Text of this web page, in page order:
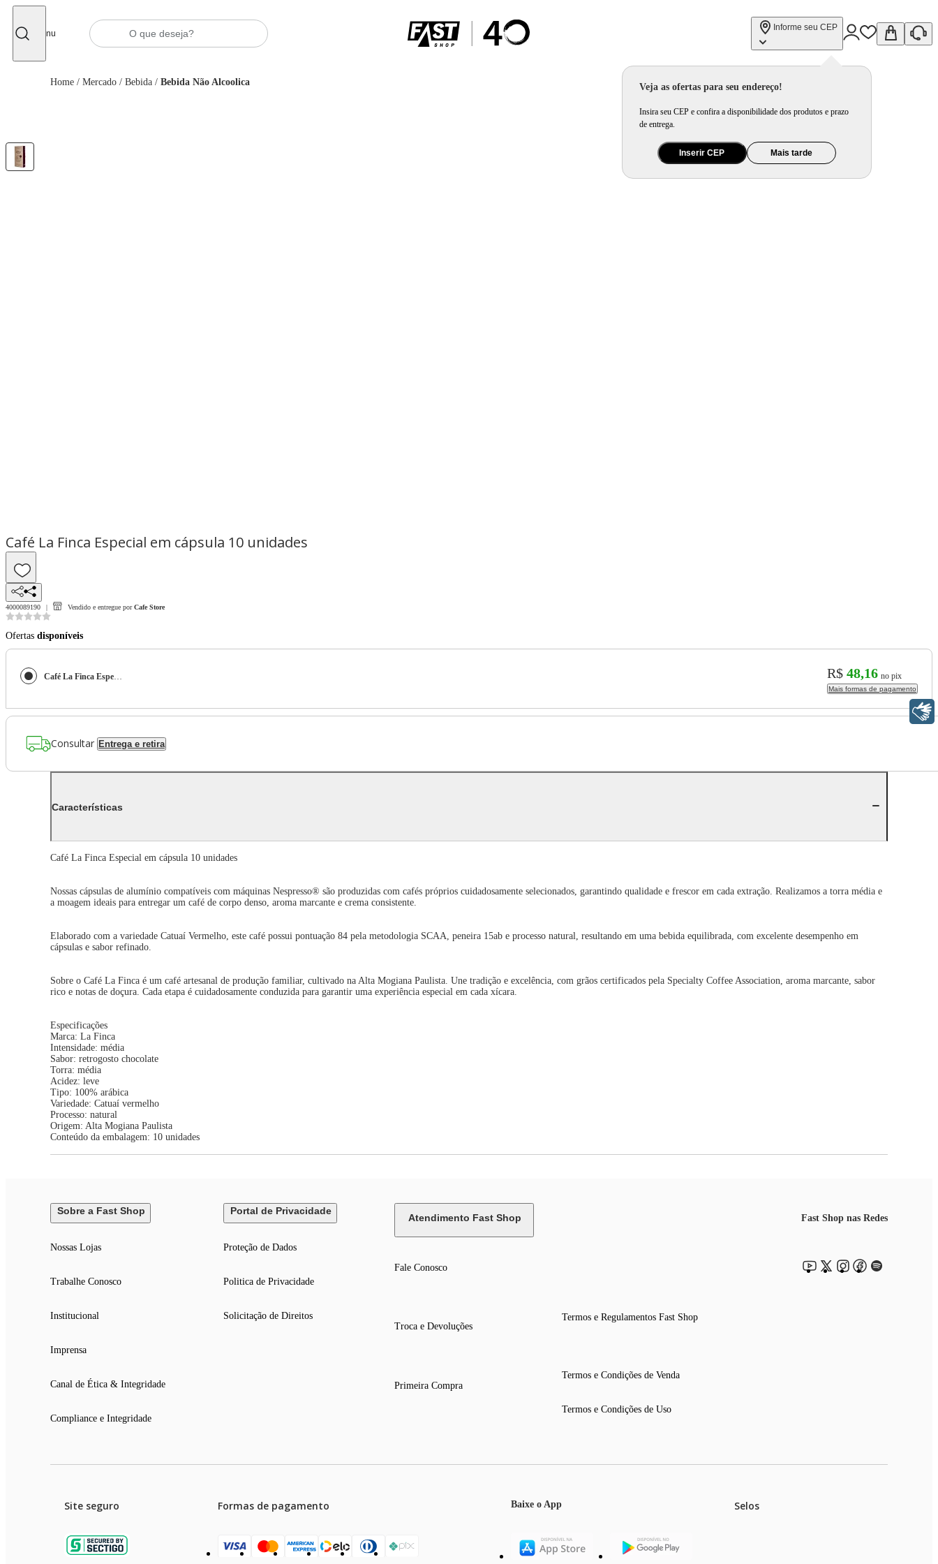
Menu
Informe seu CEP
Veja as ofertas para seu endereço!
Insira seu CEP e confira a disponibilidade dos produtos e prazo
de entrega.
Inserir CEP Mais tarde
Home / Mercado / Bebida / Bebida Não Alcoolica
Café La Finca Especial em cápsula 10 unidades
4000089190 Vendido e entregue por Cafe Store
Ofertas disponíveis
Café La Finca Especial em cápsula 10 unidades R$ 48,16 no pix
Mais formas de pagamento
Consultar Entrega e retira
Características
Café La Finca Especial em cápsula 10 unidades
Nossas cápsulas de alumínio compatíveis com máquinas Nespresso® são produzidas com cafés próprios cuidadosamente selecionados, garantindo qualidade e frescor em cada extração. Realizamos a torra média e
a moagem ideais para entregar um café de corpo denso, aroma marcante e crema consistente.
Elaborado com a variedade Catuaí Vermelho, este café possui pontuação 84 pela metodologia SCAA, peneira 15ab e processo natural, resultando em uma bebida equilibrada, com excelente desempenho em
cápsulas e sabor refinado.
Sobre o Café La Finca é um café artesanal de produção familiar, cultivado na Alta Mogiana Paulista. Une tradição e excelência, com grãos certificados pela Specialty Coffee Association, aroma marcante, sabor
rico e notas de doçura. Cada etapa é cuidadosamente conduzida para garantir uma experiência especial em cada xícara.
Especificações
Marca: La Finca
Intensidade: média
Sabor: retrogosto chocolate
Torra: média
Acidez: leve
Tipo: 100% arábica
Variedade: Catuaí vermelho
Processo: natural
Origem: Alta Mogiana Paulista
Conteúdo da embalagem: 10 unidades
Sobre a Fast Shop
Nossas Lojas
Trabalhe Conosco
Institucional
Imprensa
Canal de Ética & Integridade
Compliance e Integridade
Portal de Privacidade
Proteção de Dados
Politica de Privacidade
Solicitação de Direitos
Atendimento Fast Shop
Fale Conosco
Troca e Devoluções
Primeira Compra
Termos e Regulamentos Fast Shop
Termos e Condições de Venda
Termos e Condições de Uso
Fast Shop nas Redes
Site seguro Formas de pagamento Baixe o App Selos
Libras